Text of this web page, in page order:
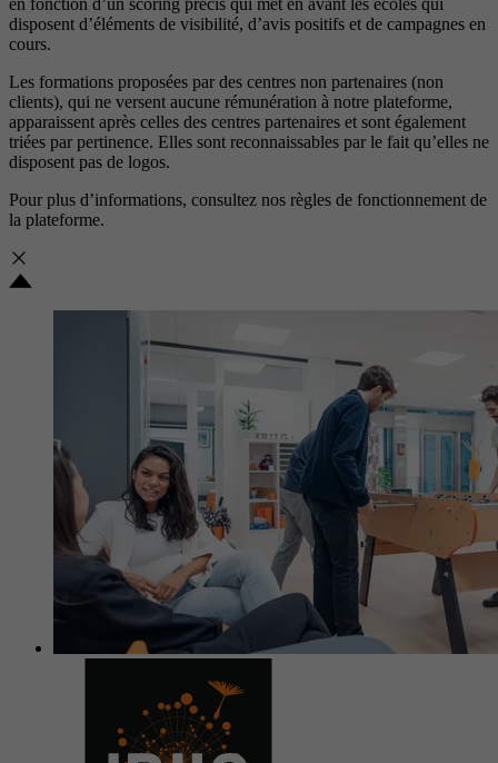
disposent d’éléments de visibilité, d’avis positifs et de campagnes en
cours.
Les formations proposées par des centres non partenaires (non
clients), qui ne versent aucune rémunération à notre plateforme,
apparaissent après celles des centres partenaires et sont également
triées par pertinence. Elles sont reconnaissables par le fait qu’elles ne
disposent pas de logos.
Pour plus d’informations, consultez nos règles de fonctionnement de
la plateforme.